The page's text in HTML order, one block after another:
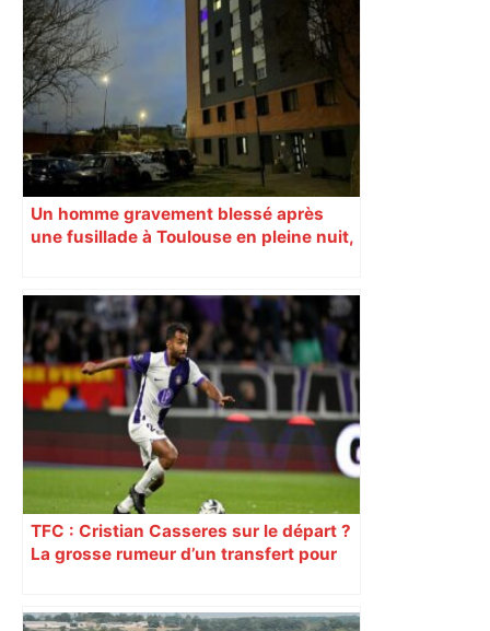
Un homme gravement blessé après
une fusillade à Toulouse en pleine nuit,
TFC : Cristian Casseres sur le départ ?
La grosse rumeur d’un transfert pour